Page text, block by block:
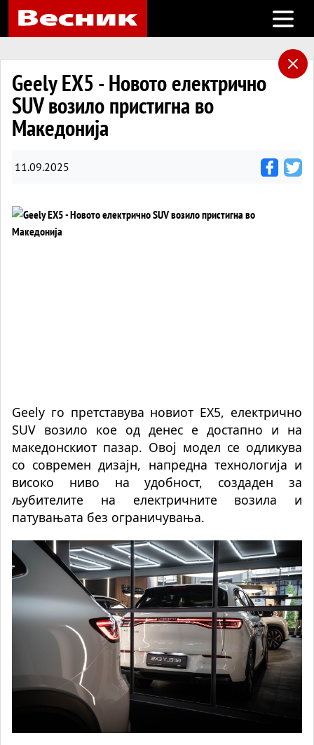
Open
Geely EX5 - Новото електрично
SUV возило пристигна во
Македонија
11.09.2025
Geely го претставува новиот EX5, електрично
SUV возило кое од денес е достапно и на
македонскиот пазар. Овој модел се одликува
со современ дизајн, напредна технологија и
високо ниво на удобност, создаден за
љубителите на електричните возила и
патувањата без ограничувања.